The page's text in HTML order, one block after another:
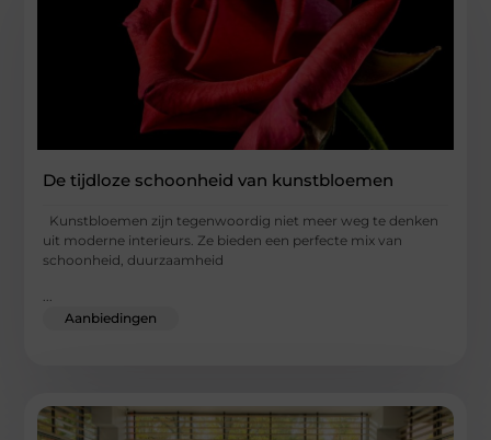
De tijdloze schoonheid van kunstbloemen
Kunstbloemen zijn tegenwoordig niet meer weg te denken
uit moderne interieurs. Ze bieden een perfecte mix van
schoonheid, duurzaamheid
Aanbiedingen